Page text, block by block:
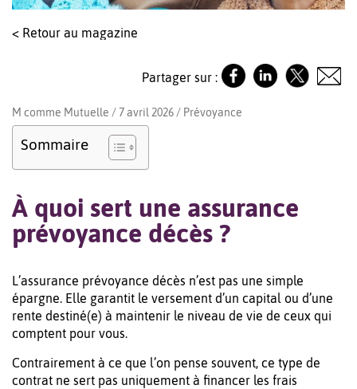
< Retour au magazine
Partager sur :
M comme Mutuelle / 7 avril 2026 / Prévoyance
Sommaire
À quoi sert une assurance
prévoyance décès ?
L’assurance prévoyance décès n’est pas une simple
épargne. Elle garantit le versement d’un capital ou d’une
rente destiné(e) à maintenir le niveau de vie de ceux qui
comptent pour vous.
Contrairement à ce que l’on pense souvent, ce type de
contrat ne sert pas uniquement à financer les frais